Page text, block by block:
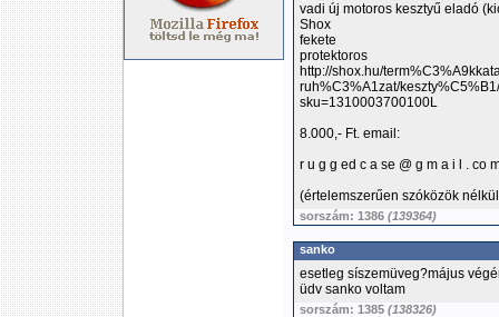
vadi új motoros kesztyű eladó
Shox
fekete
protektoros
http://shox.hu/
ruh%C3%A1zat/
sku=1310003700100L
8.000,- Ft. email:
r u g g ed c a se @ g m a i l . co
(értelemszerűen szóközök
sorszám: 1386 (139364)
sanko
esetleg síszemüveg?május
üdv sanko voltam
sorszám: 1385 (138326)